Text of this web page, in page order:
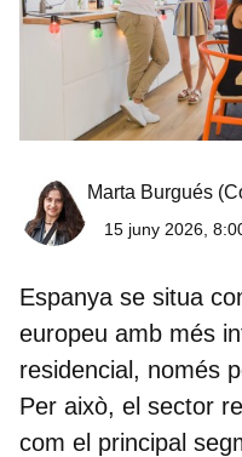
Marta Burgués
15 juny 2026,
Espanya se situa
europeu amb més
residencial, només
Per això, el sector
com el principal